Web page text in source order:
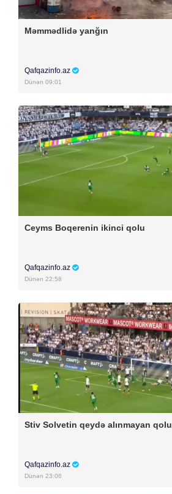
Məmmədlidə yanğın
Qafqazinfo.az
Dünən 09:01
Ceyms Boqerenin ikinci qolu
Qafqazinfo.az
Dünən 22:58
Stiv Solvetin qeydə alınmayan qolu
Qafqazinfo.az
Dünən 23:06